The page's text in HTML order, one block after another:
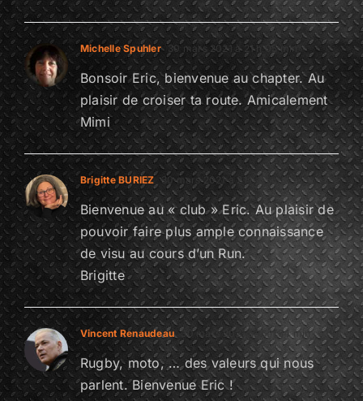
Michelle Spuhler 30 mars 2021 à 21 h 05 min
Bonsoir Eric, bienvenue au chapter. Au
plaisir de croiser ta route. Amicalement
Mimi
Brigitte BURIEZ 30 mars 2021 à 21 h 01 min
Bienvenue au « club » Eric. Au plaisir de
pouvoir faire plus ample connaissance
de visu au cours d’un Run.
Brigitte
Vincent Renaudeau 30 mars 2021 à 16 h 34 min
Rugby, moto, … des valeurs qui nous
parlent. Bienvenue Eric !